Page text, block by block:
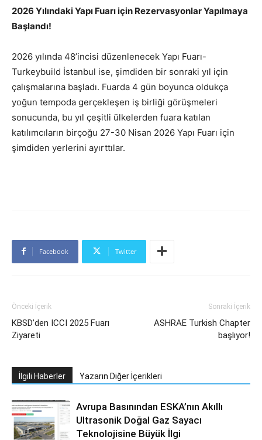
2026 Yılındaki Yapı Fuarı için Rezervasyonlar Yapılmaya
Başlandı!
2026 yılında 48’incisi düzenlenecek Yapı Fuarı-
Turkeybuild İstanbul ise, şimdiden bir sonraki yıl için
çalışmalarına başladı. Fuarda 4 gün boyunca oldukça
yoğun tempoda gerçekleşen iş birliği görüşmeleri
sonucunda, bu yıl çeşitli ülkelerden fuara katılan
katılımcıların birçoğu 27-30 Nisan 2026 Yapı Fuarı için
şimdiden yerlerini ayırttılar.
Facebook Twitter
Önceki İçerik
KBSD’den ICCI 2025 Fuarı
Ziyareti
Sonraki İçerik
ASHRAE Turkish Chapter
başlıyor!
İlgili Haberler Yazarın Diğer İçerikleri
Avrupa Basınından ESKA’nın Akıllı
Ultrasonik Doğal Gaz Sayacı
Teknolojisine Büyük İlgi